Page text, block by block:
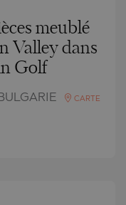
meublé
Valley dans
Golf
CARTE